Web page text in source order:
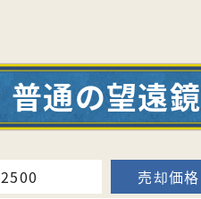
普通の望遠鏡
2500